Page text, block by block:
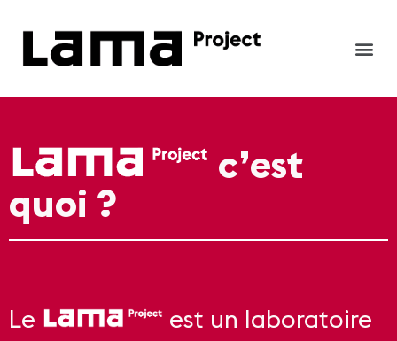
c’est
quoi ?
Le
est un laboratoire